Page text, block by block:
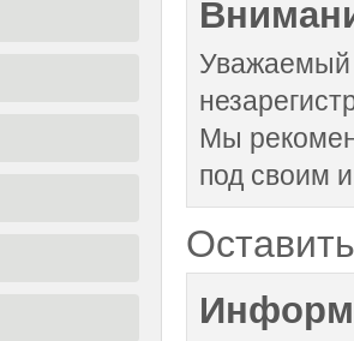
Уважаемый
Мы
под своим